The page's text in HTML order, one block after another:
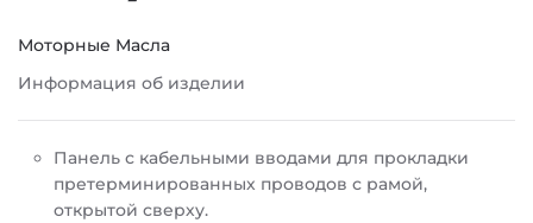
Моторные Масла
Информация об изделии
Панель с кабельными вводами для прокладки
претерминированных проводов с рамой,
открытой сверху.